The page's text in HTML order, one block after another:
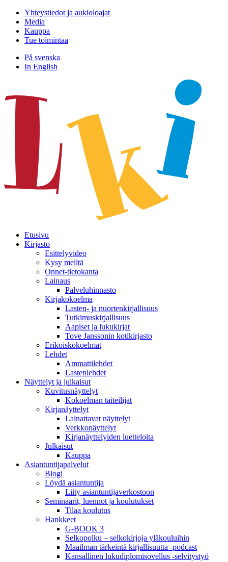
Hyppää
sisältöön
Yhteystiedot ja aukioloajat
Media
Kauppa
Tue toimintaa
På svenska
In English
Etusivu
Kirjasto
Esittelyvideo
Kysy meiltä
Onnet-tietokanta
Lainaus
Palveluhinnasto
Kirjakokoelma
Lasten- ja nuortenkirjallisuus
Tutkimuskirjallisuus
Aapiset ja lukukirjat
Tove Janssonin kotikirjasto
Erikoiskokoelmat
Lehdet
Ammattilehdet
Lastenlehdet
Näyttelyt ja julkaisut
Kuvitusnäyttelyt
Kokoelman taiteilijat
Kirjanäyttelyt
Lainattavat näyttelyt
Verkkonäyttelyt
Kirjanäyttelyiden luetteloita
Julkaisut
Kauppa
Asiantuntija­palvelut
Blogi
Löydä asiantuntija
Liity asiantuntijaverkostoon
Seminaarit, luennot ja koulutukset
Tilaa koulutus
Hankkeet
G-BOOK 3
Selkopolku – selkokirjoja yläkouluihin
Maailman tärkeintä kirjallisuutta -podcast
Kansallinen lukudiplomisovellus -selvitystyö